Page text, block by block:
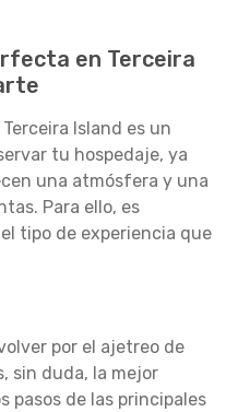
en Terceira
Island es un
tu hospedaje, ya
una atmósfera y una
Para ello, es
tipo de experiencia que
por el ajetreo de
sin duda, la mejor
pasos de las principales